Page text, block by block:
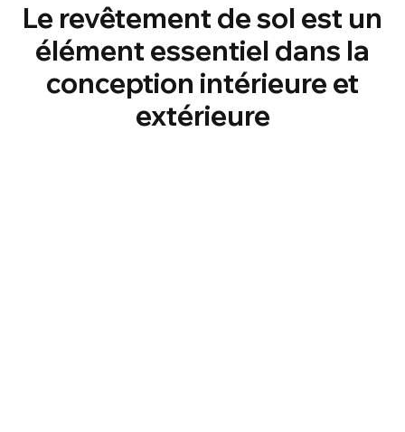
Le revêtement de sol est un
élément essentiel dans la
conception intérieure et
extérieure